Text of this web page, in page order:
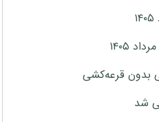
بدون قرعه‌کشی